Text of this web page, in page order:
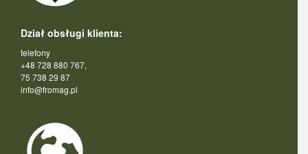
Dział obsługi klienta:
telefony
+48 728 880 767,
75 738 29 87
info@fromag.pl